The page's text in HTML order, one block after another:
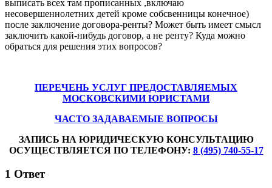
выписать всех там прописанных ,включаю
несовершеннолетних детей кроме собсвенницы конечное)
после заключение договора-ренты? Может быть имеет смысл
заключить какой-нибудь договор, а не ренту? Куда можно
обраться для решения этих вопросов?
ПЕРЕЧЕНЬ УСЛУГ ПРЕДОСТАВЛЯЕМЫХ
МОСКОВСКИМИ ЮРИСТАМИ
ЧАСТО ЗАДАВАЕМЫЕ ВОПРОСЫ
ЗАПИСЬ НА ЮРИДИЧЕСКУЮ КОНСУЛЬТАЦИЮ
ОСУЩЕСТВЛЯЕТСЯ ПО ТЕЛЕФОНУ: 8 (495) 740-55-17
1 Ответ